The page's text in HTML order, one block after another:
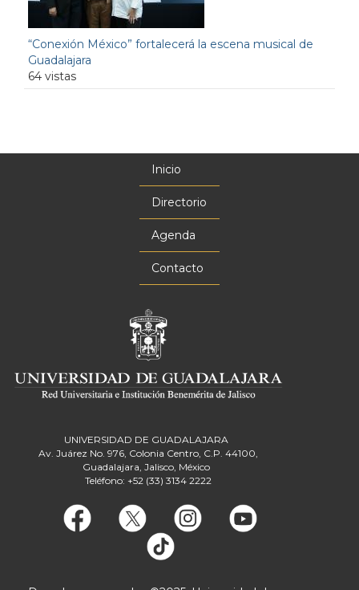
“Conexión México” fortalecerá la escena musical de
Guadalajara
64 vistas
Inicio
Directorio
Agenda
Contacto
UNIVERSIDAD DE GUADALAJARA
Av. Juárez No. 976, Colonia Centro, C.P. 44100,
Guadalajara, Jalisco, México
Teléfono: +52 (33) 3134 2222